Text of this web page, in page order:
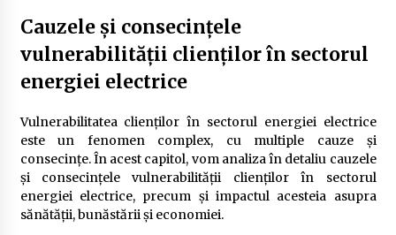
Cauzele și consecințele
vulnerabilității clienților în sectorul
energiei electrice
Vulnerabilitatea clienților în sectorul energiei electrice
este un fenomen complex, cu multiple cauze și
consecințe. În acest capitol, vom analiza în detaliu cauzele
și consecințele vulnerabilității clienților în sectorul
energiei electrice, precum și impactul acesteia asupra
sănătății, bunăstării și economiei.